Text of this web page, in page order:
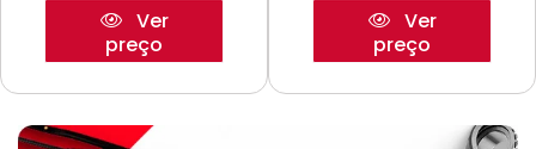
Ver
preço
Ver
preço